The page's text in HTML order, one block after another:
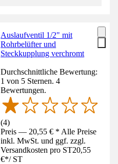
Auslaufventil 1/2" mit
Rohrbelüfter und
Steckkupplung verchromt
Durchschnittliche Bewertung:
1 von 5 Sternen. 4
Bewertungen.
(4)
Preis — 20,55 € * Alle Preise
inkl. MwSt. und ggf. zzgl.
Versandkosten pro ST20,55
€*/ ST